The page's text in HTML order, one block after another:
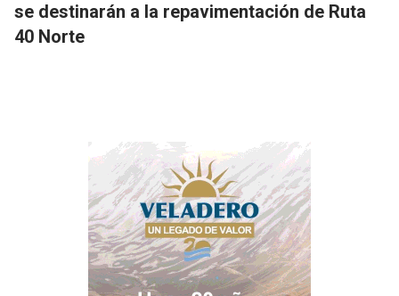
se destinarán a la repavimentación de Ruta
40 Norte